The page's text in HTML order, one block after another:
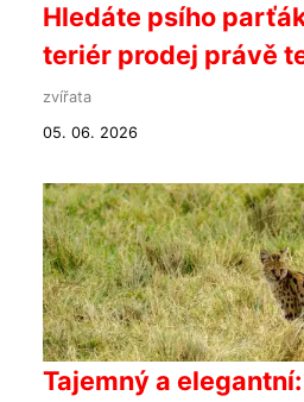
Hledáte psího
teriér prodej právě
zvířata
05. 06. 2026
Tajemný a